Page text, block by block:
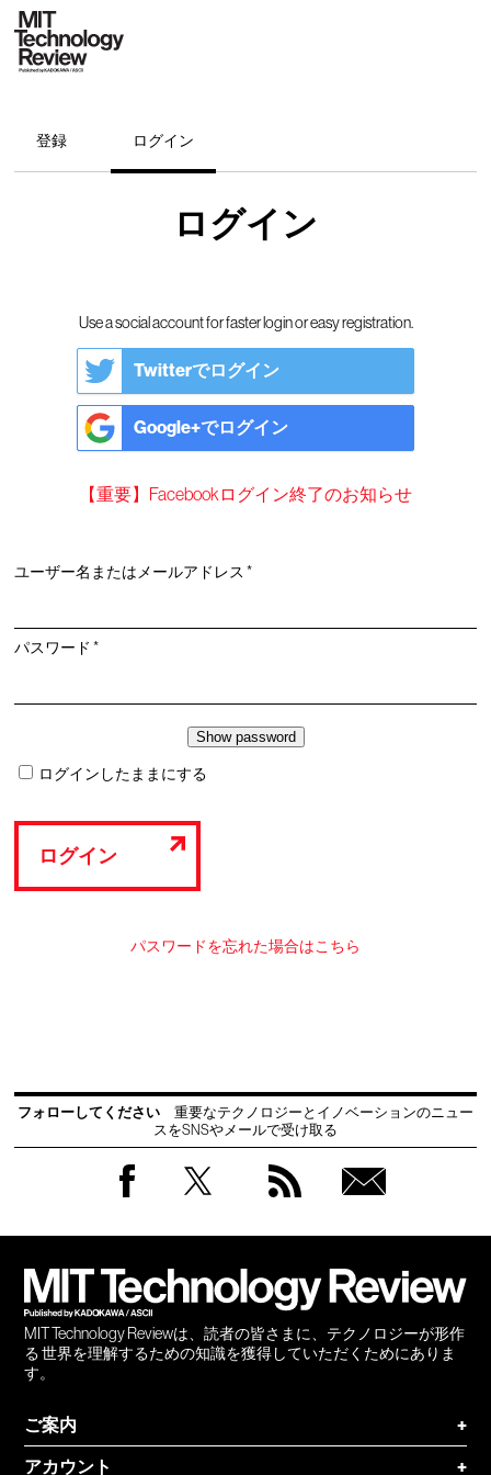
登録 ログイン
ログイン
Use a social account for faster login or easy registration.
Twitterでログイン
Google+でログイン
【重要】Facebookログイン終了のお知らせ
ユーザー名またはメールアドレス*必
パスワード*必
ログインしたままにする
ログイン
パスワードを忘れた場合はこちら
フォローしてください
重要なテクノロジーとイノベーションのニュー
スをSNSやメールで受け取る
MIT Technology Reviewは、読者の皆さまに、テクノロジーが形作
る 世界を理解するための知識を獲得していただくためにありま
す。
ご案内
+
アカウント
+